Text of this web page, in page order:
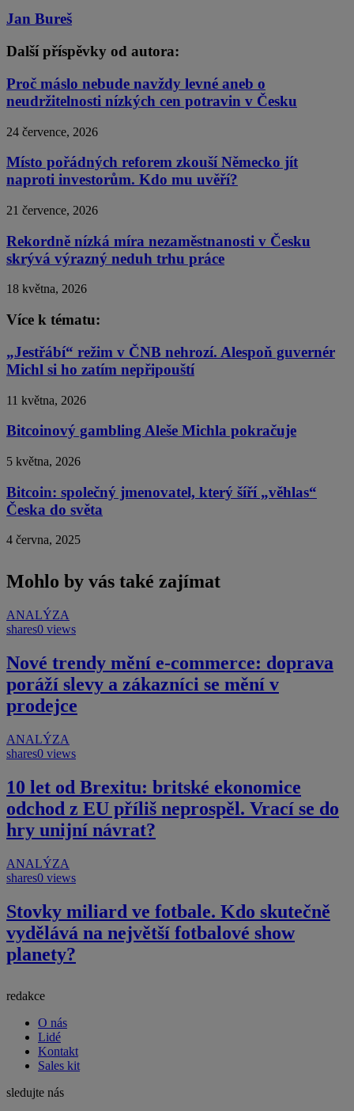
Jan Bureš
Další příspěvky od autora:
Proč máslo nebude navždy levné aneb o
neudržitelnosti nízkých cen potravin v Česku
24 července, 2026
Místo pořádných reforem zkouší Německo jít
naproti investorům. Kdo mu uvěří?
21 července, 2026
Rekordně nízká míra nezaměstnanosti v Česku
skrývá výrazný neduh trhu práce
18 května, 2026
Více k tématu:
„Jestřábí“ režim v ČNB nehrozí. Alespoň guvernér
Michl si ho zatím nepřipouští
11 května, 2026
Bitcoinový gambling Aleše Michla pokračuje
5 května, 2026
Bitcoin: společný jmenovatel, který šíří „věhlas“
Česka do světa
4 června, 2025
Mohlo by vás také zajímat
ANALÝZA
shares0 views
Nové trendy mění e-commerce: doprava
poráží slevy a zákazníci se mění v
prodejce
ANALÝZA
shares0 views
10 let od Brexitu: britské ekonomice
odchod z EU příliš neprospěl. Vrací se do
hry unijní návrat?
ANALÝZA
shares0 views
Stovky miliard ve fotbale. Kdo skutečně
vydělává na největší fotbalové show
planety?
redakce
O nás
Lidé
Kontakt
Sales kit
sledujte nás